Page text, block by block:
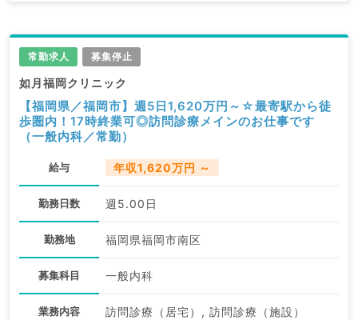
常勤求人 募集停止
如月福岡クリニック
【福岡県／福岡市】週5日1,620万円～☆最寄駅から徒
歩圏内！17時終業可◎訪問診療メインのお仕事です
（一般内科／常勤）
給与 年収1,620万円 ～
勤務日数 週5.00日
勤務地 福岡県福岡市南区
募集科目 一般内科
業務内容 訪問診療（居宅）, 訪問診療（施設）